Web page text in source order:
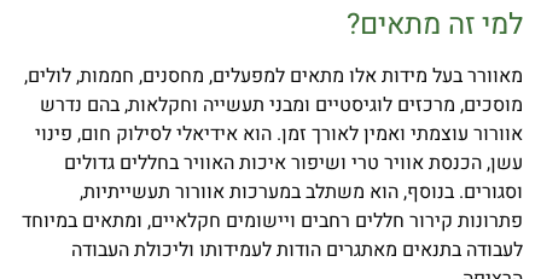
למי זה מתאים?
מאוורר בעל מידות אלו מתאים למפעלים, מחסנים, חממות, לולים,
מוסכים, מרכזים לוגיסטיים ומבני תעשייה וחקלאות, בהם נדרש
אוורור עוצמתי ואמין לאורך זמן. הוא אידיאלי לסילוק חום, פינוי
עשן, הכנסת אוויר טרי ושיפור איכות האוויר בחללים גדולים
וסגורים. בנוסף, הוא משתלב במערכות אוורור תעשייתיות,
פתרונות קירור חללים רחבים ויישומים חקלאיים, ומתאים במיוחד
לעבודה בתנאים מאתגרים הודות לעמידותו וליכולת העבודה